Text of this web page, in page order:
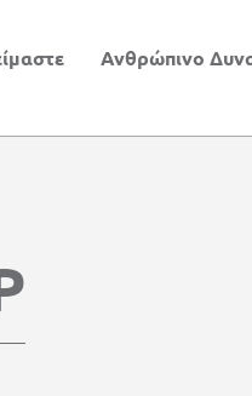
Ανθρώπινο